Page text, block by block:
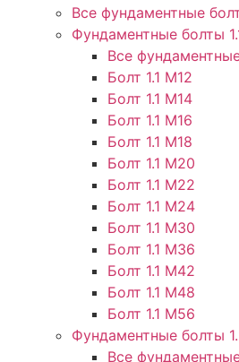
Все фундаментные
Фундаментные болты
Все
Болт 1.1 М12
Болт 1.1 М14
Болт 1.1 М16
Болт 1.1 М18
Болт 1.1 М20
Болт 1.1 М22
Болт 1.1 М24
Болт 1.1 М30
Болт 1.1 М36
Болт 1.1 М42
Болт 1.1 М48
Болт 1.1 М56
Фундаментные болты
Все